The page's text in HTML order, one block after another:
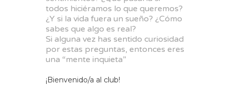
todos hiciéramos lo que queremos?
¿Y si la vida fuera un sueño? ¿Cómo
sabes que algo es real?
Si alguna vez has sentido curiosidad
por estas preguntas, entonces eres
una “mente inquieta”
¡Bienvenido/a al club!